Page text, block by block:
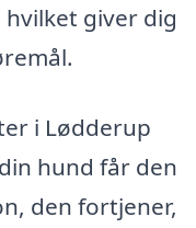
giver dig
i Lødderup
hund får den
den fortjener,